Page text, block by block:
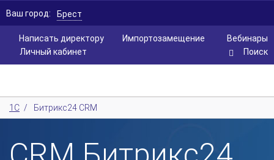
Написать директору Вебинары
Импортозамещение
Личный кабинет
Ваш город: Брест
Поиск
1С / Битрикс24 CRM